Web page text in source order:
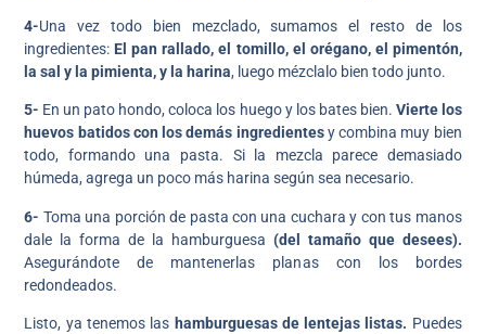
4-Una vez todo bien mezclado, sumamos el resto de los
ingredientes: El pan rallado, el tomillo, el orégano, el pimentón,
la sal y la pimienta, y la harina, luego mézclalo bien todo junto.
5- En un pato hondo, coloca los huego y los bates bien. Vierte los
huevos batidos con los demás ingredientesy combina muy bien
todo, formando una pasta. Si la mezcla parece demasiado
húmeda, agrega un poco más harina según sea necesario.
6- Toma una porción de pasta con una cuchara y con tus manos
dale la forma de la hamburguesa (del tamaño que desees).
Asegurándote de mantenerlas planas con los bordes
redondeados.
Listo, ya tenemos las hamburguesas de lentejas listas. Puedes